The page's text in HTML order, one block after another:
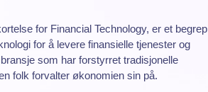
for Financial Technology, er et begrep
for å levere finansielle tjenester og
som har forstyrret tradisjonelle
folk forvalter økonomien sin på.